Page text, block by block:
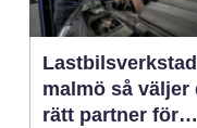
Lastbilsverkstad
malmö så väljer du
rätt partner för